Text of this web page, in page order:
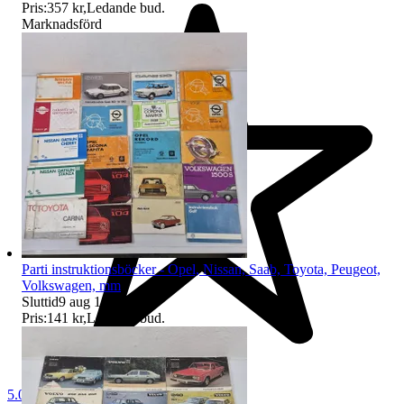
5.0
Pris:357 kr,Ledande bud.
Marknadsförd
Parti instruktionsböcker - Opel, Nissan, Saab, Toyota, Peugeot,
Volkswagen, mm
Sluttid9 aug 18:03
Pris:141 kr,Ledande bud.